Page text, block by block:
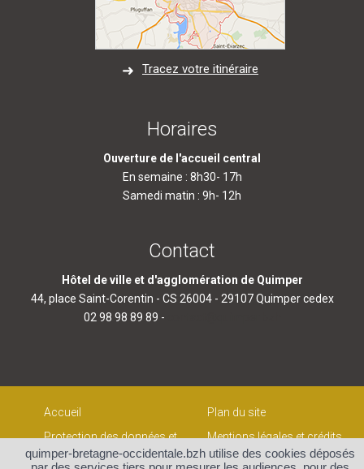
Tracez votre itinéraire
Horaires
Ouverture de l'accueil central
En semaine : 8h30- 17h
Samedi matin : 9h- 12h
Contact
Hôtel de ville et d'agglomération de Quimper
44, place Saint-Corentin - CS 26004 - 29107 Quimper cedex
02 98 98 89 89 -
Accueil
Plan du site
Protection des données et
gestion des cookies
Mentions légales et crédits
Contact
quimper-bretagne-occidentale.bzh utilise des cookies déposés